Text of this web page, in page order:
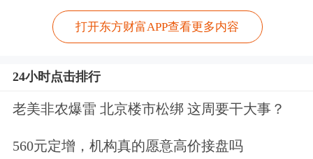
打开东方财富APP查看更多内容
24小时点击排行
老美非农爆雷 北京楼市松绑 这周要干大事？
560元定增，机构真的愿意高价接盘吗